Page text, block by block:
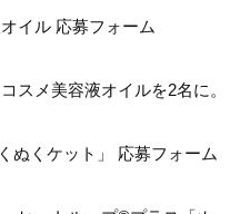
イル 応募フォーム
スメ美容液オイルを2名に。
ぬくケット」 応募フォーム